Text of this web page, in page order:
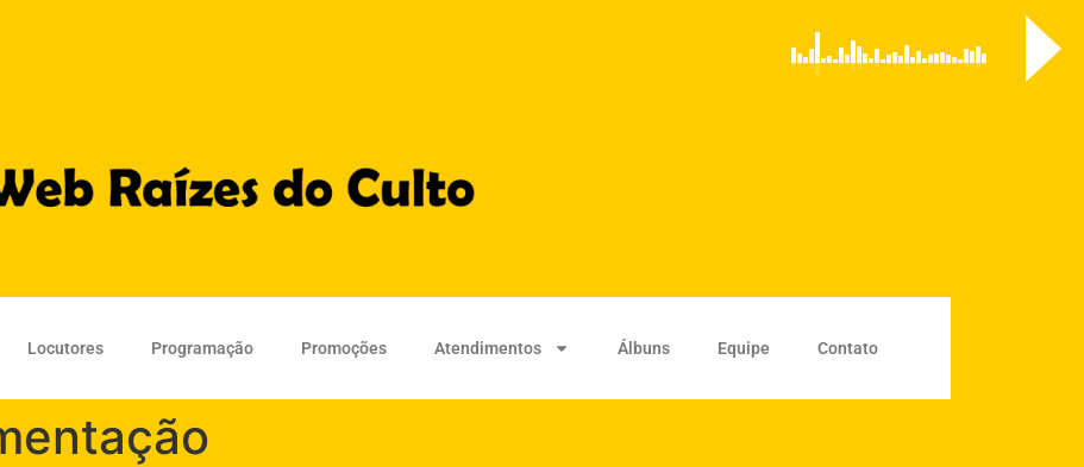
Locutores Programação Promoções Atendimentos Álbuns Equipe Contato